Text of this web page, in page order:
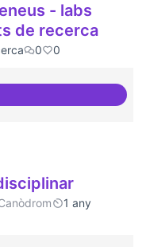
- labs
de recerca
0 0
internacional d'ateneus -
1 any